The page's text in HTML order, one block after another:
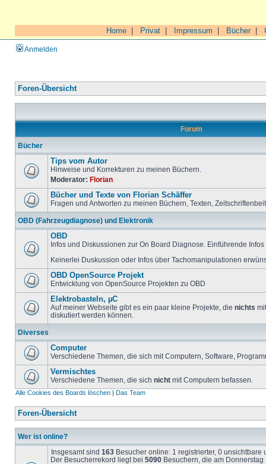
Home Privat Impressum Bücher|
Anmelden
Foren-Übersicht
Forum
Bücher
Tips vom Autor
Hinweise und Korrekturen zu meinen Büchern.
Moderator: Florian
Bücher und Texte von Florian Schäffer
Fragen und Antworten zu meinen Büchern, Texten,
OBD (Fahrzeugdiagnose) und Elektronik
OBD
Infos und Diskussionen zur On Board Diagnose. Einführende
Keinerlei Duskussion oder Infos über Tachomanipulationen
OBD OpenSource Projekt
Entwicklung von OpenSource Projekten zu OBD
Elektrobasteln, µC
Auf meiner Webseite gibt es ein paar kleine Projekte, die nichts
diskutiert werden können.
Diverses
Computer
Verschiedene Themen, die sich mit Computern, Software,
Vermischtes
Verschiedene Themen, die sich nicht mit Computern befassen.
Alle Cookies des Boards löschen | Das Team
Foren-Übersicht
Wer ist online?
Insgesamt sind 163 Besucher online: 1 registrierter, 0
Der Besucherrekord liegt bei 5090 Besuchern, die am